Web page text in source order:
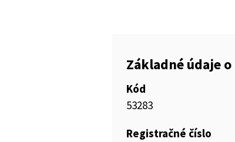
Základné údaje
Kód
53283
Registračné číslo